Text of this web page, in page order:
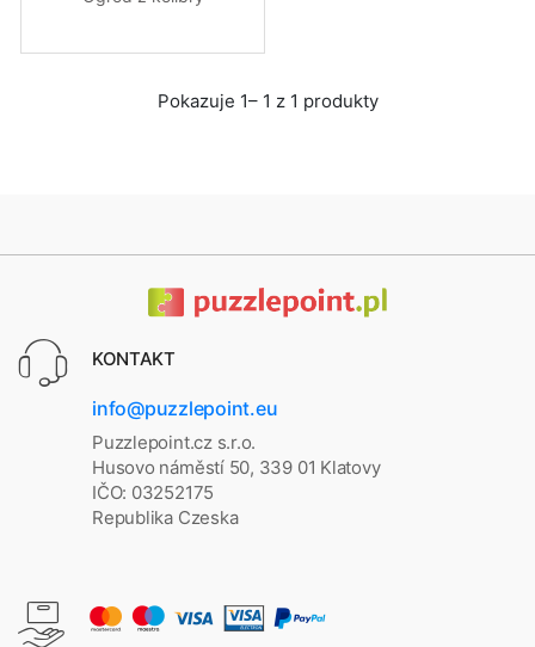
Pokazuje 1– 1 z 1 produkty
KONTAKT
info@puzzlepoint.eu
Puzzlepoint.cz s.r.o.
Husovo náměstí 50, 339 01 Klatovy
IČO: 03252175
Republika Czeska